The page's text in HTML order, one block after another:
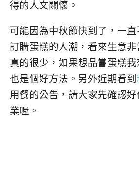
得的人文關懷。
可能因為中秋節快到了，一
訂購蛋糕的人潮，看來生意
真的很少，如果想品嘗蛋糕
也是個好方法。另外近期看到
用餐的公告，請大家先確認
業喔。